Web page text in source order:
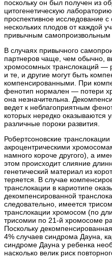
поскольку он был получен из
цитогенетическую
проспективное исследование
нескольких плодов от каждой
привычным самопроизвольным
В случаях привычного
партнеров чаще, чем обычно,
хромосомных транслокаций —
и те, и другие могут быть
компенсированными. При
фенотип нормален — потери
она незначительна.
ведет к неблагоприятным
которых нередко оказываются
различные пороки развития.
Робертсоновские
акроцентрическими
намного короче другого), а
этом происходит слияние
генетический материал из
теряется. В случае
транслокации в кариотипе
декомпенсированной
следовательно, имеется
транслокации хромосом (по
трисомии по 21-й хромосоме
Поскольку
4% случаев синдрома Дауна,
синдроме Дауна у ребенка
насколько велик риск